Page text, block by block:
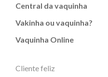
Central da vaquinha
Vakinha ou vaquinha?
Vaquinha Online
Cliente feliz